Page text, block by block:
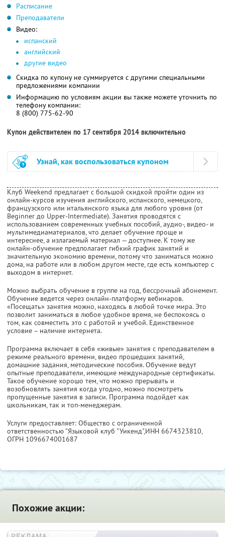
Расписание
Преподаватели
Видео:
испанский
английский
другие видео
Скидка по купону не суммируется с другими специальными
предложениями компании
Информацию по условиям акции вы также можете уточнить по
телефону компании:
8 (800) 775-62-90
Купон действителен по 17 сентября 2014 включительно
Узнай, как воспользоваться купоном
Клуб Weekend предлагает с большой скидкой пройти один из
онлайн-курсов изучения английского, испанского, немецкого,
французского или итальянского языка для любого уровня (от
Beginner до Upper-Intermediate). Занятия проводятся с
использованием современных учебных пособий, аудио-, видео- и
мультимедиаматериалов, что делает обучение проще и
интереснее, а излагаемый материал — доступнее. К тому же
онлайн-обучение предполагает гибкий график занятий и
значительную экономию времени, потому что заниматься можно
дома, на работе или в любом другом месте, где есть компьютер с
выходом в интернет.
Можно выбрать обучение в группе на год, бессрочный абонемент.
Обучение ведется через онлайн-платформу вебинаров.
«Посещать» занятия можно, находясь в любой точке мира. Это
позволит заниматься в любое удобное время, не беспокоясь о
том, как совместить это с работой и учебой. Единственное
условие – наличие интернета.
Программа включает в себя «живые» занятия с преподавателем в
режиме реального времени, видео прошедших занятий,
домашние задания, методические пособия. Обучение ведут
опытные преподаватели, имеющие международные сертификаты.
Такое обучение хорошо тем, что можно прерывать и
возобновлять занятия когда угодно, можно посмотреть
пропущенные занятия в записи. Программа подойдет как
школьникам, так и топ-менеджерам.
Услуги предоставляет: Общество с ограниченной
ответственностью "Языковой клуб "Уикенд",ИНН 6674323810,
ОГРН 1096674001687
Похожие акции: